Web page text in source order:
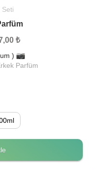
Seti
₺
)
Parfüm